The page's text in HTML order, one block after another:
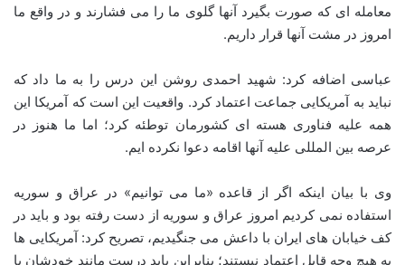
معامله ای که صورت بگیرد آنها گلوی ما را می فشارند و در واقع ما
امروز در مشت آنها قرار داریم.
عباسی اضافه کرد: شهید احمدی روشن این درس را به ما داد که
نباید به آمریکایی جماعت اعتماد کرد. واقعیت این است که آمریکا این
همه علیه فناوری هسته ای کشورمان توطئه کرد؛ اما ما هنوز در
عرصه بین المللی علیه آنها اقامه دعوا نکرده ایم.
وی با بیان اینکه اگر از قاعده «ما می توانیم» در عراق و سوریه
استفاده نمی کردیم امروز عراق و سوریه از دست رفته بود و باید در
کف خیابان های ایران با داعش می جنگیدیم، تصریح کرد: آمریکایی ها
به هیچ وجه قابل اعتماد نیستند؛ بنابراین باید درست مانند خودشان با